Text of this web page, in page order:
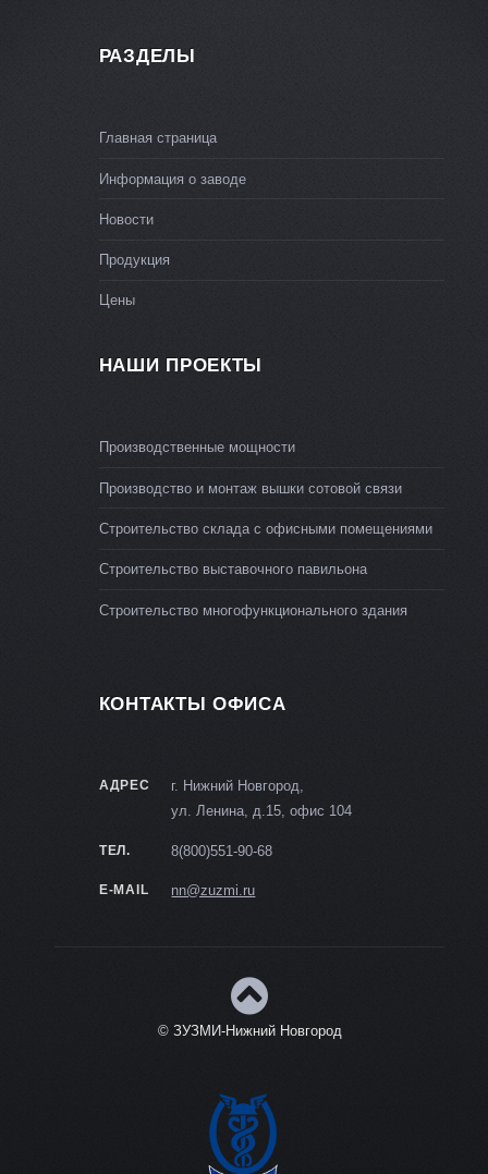
РАЗДЕЛЫ
Главная страница
Информация о заводе
Новости
Продукция
Цены
НАШИ ПРОЕКТЫ
Производственные мощности
Производство и монтаж вышки сотовой связи
Строительство склада с офисными помещениями
Строительство выставочного павильона
Строительство многофункционального здания
КОНТАКТЫ ОФИСА
АДРЕС
г. Нижний Новгород,
ул. Ленина, д.15, офис 104
ТЕЛ. 8(800)551-90-68
E-MAIL nn@zuzmi.ru
© ЗУЗМИ-Нижний Новгород